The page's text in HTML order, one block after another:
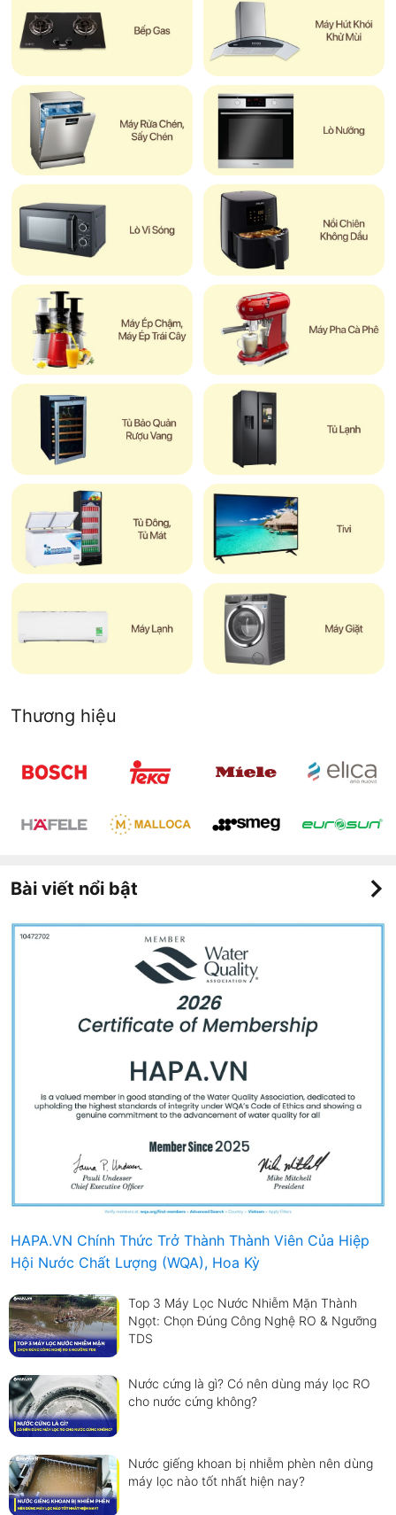
Thương hiệu
Bài viết nổi bật
HAPA.VN Chính Thức Trở Thành Thành Viên Của Hiệp
Hội Nước Chất Lượng (WQA), Hoa Kỳ
Top 3 Máy Lọc Nước Nhiễm Mặn Thành
Ngọt: Chọn Đúng Công Nghệ RO & Ngưỡng
TDS
Nước cứng là gì? Có nên dùng máy lọc RO
cho nước cứng không?
Nước giếng khoan bị nhiễm phèn nên dùng
máy lọc nào tốt nhất hiện nay?